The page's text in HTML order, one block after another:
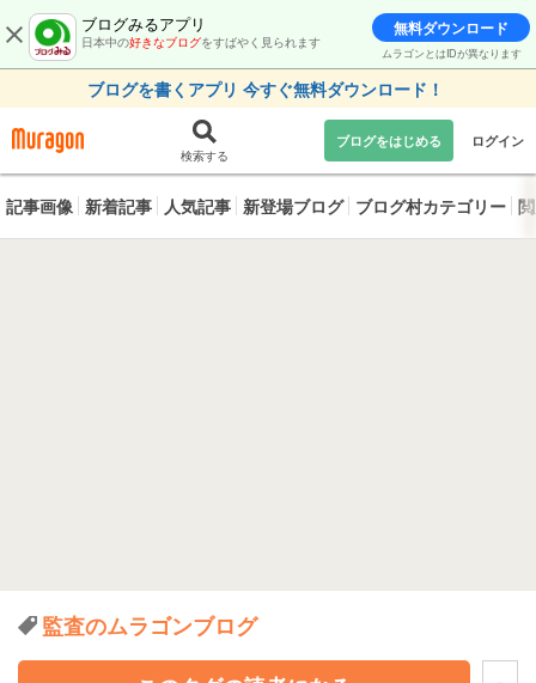
ブログみるアプリ
日本中の好きなブログをすばやく見られます
無料ダウンロード
ムラゴンとはIDが異なります
ブログを書くアプリ 今すぐ無料ダウンロード！
検索する
ブログをはじめる ログイン
記事画像 新着記事 人気記事 新登場ブログ ブログ村カテゴリー
監査のムラゴンブログ